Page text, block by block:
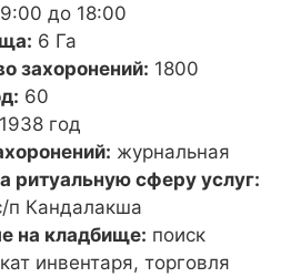
до 18:00
6 Га
захоронений: 1800
60
1938 год
журнальная
ритуальную сферу услуг:
п Кандалакша
на кладбище: поиск
инвентаря, торговля